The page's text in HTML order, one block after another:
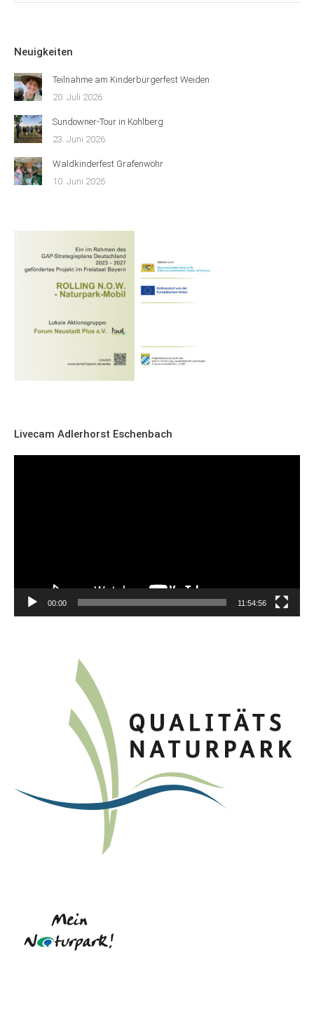
Neuigkeiten
Teilnahme am Kinderbürgerfest Weiden
20. Juli 2026
Sundowner-Tour in Kohlberg
23. Juni 2026
Waldkinderfest Grafenwöhr
10. Juni 2026
Livecam Adlerhorst Eschenbach
00:00 11:54:56